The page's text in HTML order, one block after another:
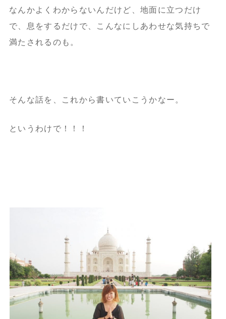
なんかよくわからないんだけど、地面に立つだけ
で、息をするだけで、こんなにしあわせな気持ちで
満たされるのも。
そんな話を、これから書いていこうかなー。
というわけで！！！